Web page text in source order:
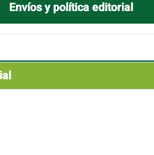
Envíos y política editorial